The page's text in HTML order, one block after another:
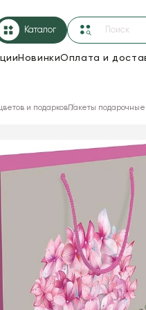
Каталог
НовинкиОплата и
и подарковПакеты подарочные